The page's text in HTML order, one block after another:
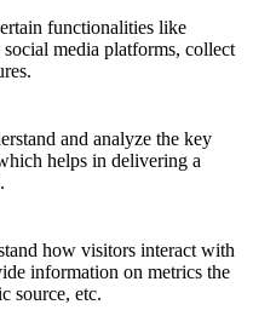
functionalities like
media platforms, collect
and analyze the key
helps in delivering a
how visitors interact with
information on metrics the
source, etc.